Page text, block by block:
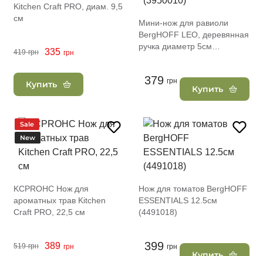
Kitchen Craft PRO, диам. 9,5
см
419 грн 335 грн
Купить
Мини-нож для равиоли
BergHOFF LEO, деревянная
ручка диаметр 5см
379 грн
Купить
Sale
New
KCPROHC Нож для
ароматных трав Kitchen
Craft PRO, 22,5 см
519 грн 389 грн
Нож для томатов BergHOFF
ESSENTIALS 12.5см
(4491018)
399 грн